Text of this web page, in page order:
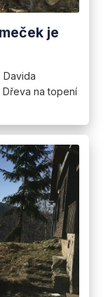
je
Davida
na topení